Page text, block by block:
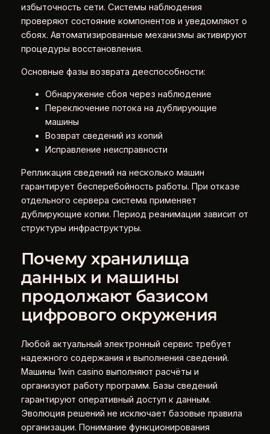
избыточность сети. Системы наблюдения
проверяют состояние компонентов и уведомляют о
сбоях. Автоматизированные механизмы активируют
процедуры восстановления.
Основные фазы возврата дееспособности:
Обнаружение сбоя через наблюдение
Переключение потока на дублирующие
машины
Возврат сведений из копий
Исправление неисправности
Репликация сведений на несколько машин
гарантирует бесперебойность работы. При отказе
отдельного сервера система применяет
дублирующие копии. Период реанимации зависит от
структуры инфраструктуры.
Почему хранилища
данных и машины
продолжают базисом
цифрового окружения
Любой актуальный электронный сервис требует
надежного содержания и выполнения сведений.
Машины 1win casino выполняют расчёты и
организуют работу программ. Базы сведений
гарантируют оперативный доступ к данным.
Эволюция решений не исключает базовые правила
организации. Понимание функционирования